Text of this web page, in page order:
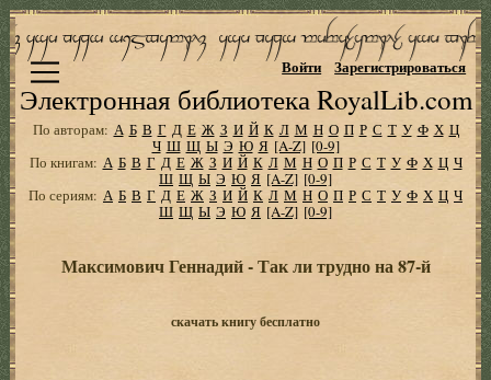
Электронная библиотека RoyalLib.com
Войти Зарегистрироваться
По авторам: А Б В Г Д Е Ж З И Й К Л М Н О П Р С Т У Ф Х Ц
Ч Ш Щ Ы Э Ю Я [A-Z] [0-9]
По книгам: А Б В Г Д Е Ж З И Й К Л М Н О П Р С Т У Ф Х Ц Ч
Ш Щ Ы Э Ю Я [A-Z] [0-9]
По сериям: А Б В Г Д Е Ж З И Й К Л М Н О П Р С Т У Ф Х Ц Ч
Ш Щ Ы Э Ю Я [A-Z] [0-9]
Максимович Геннадий - Так ли трудно на 87-й
скачать книгу бесплатно